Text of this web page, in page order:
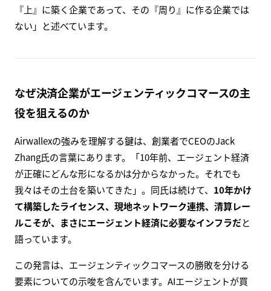
『上』に築く企業であって、その『周り』に作る企業では
ない」と述べています。
なぜ決済企業がエージェンティックコマースの主
役を狙えるのか
Airwallexの強みを理解する鍵は、創業者でCEOのJack
Zhang氏の言葉にあります。「10年前、エージェント経済
が正確にどんな形になるかは分からなかった。それでも
我々はその土台を築いてきた」。同氏は続けて、 10年かけ
て構築したライセンス、現地ネットワーク連携、清算レー
ルこそが、まさにエージェント経済に必要なインフラだと
語っています。
この発言は、エージェンティックコマースの勝敗を分ける
要素についての示唆を含んでいます。AIエージェントが買